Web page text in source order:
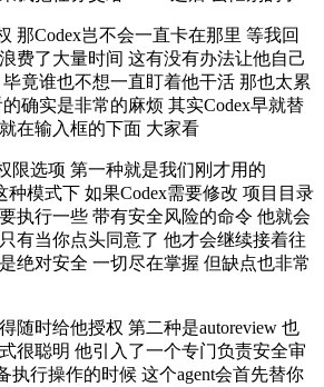
那Codex岂不会一直卡在那里 等我回
费了大量时间 这有没有办法让他自己
竟谁也不想一直盯着他干活 那也太累
确实是非常的麻烦 其实Codex早就替
在输入框的下面 大家看
限选项 第一种就是我们刚才用的
种模式下 如果Codex需要修改 项目目录
执行一些 带有安全风险的命令 他就会
有当你点头同意了 他才会继续接着往
绝对安全 一切尽在掌握 但缺点也非常
随时给他授权 第二种是autoreview 也
很聪明 他引入了一个专门负责安全审
执行操作的时候 这个agent会首先替你